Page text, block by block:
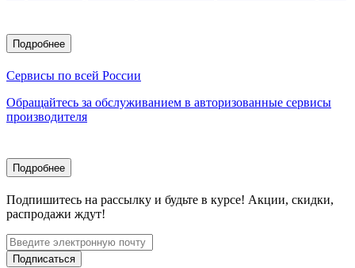
Подробнее
Сервисы по всей России
Обращайтесь за обслуживанием в авторизованные сервисы
производителя
Подробнее
Подпишитесь на рассылку и будьте в курсе! Акции, скидки,
распродажи ждут!
Подписаться